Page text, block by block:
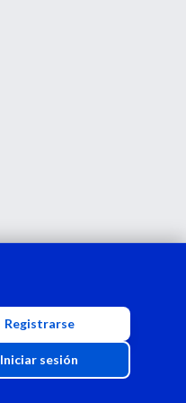
Registrarse
Iniciar sesión